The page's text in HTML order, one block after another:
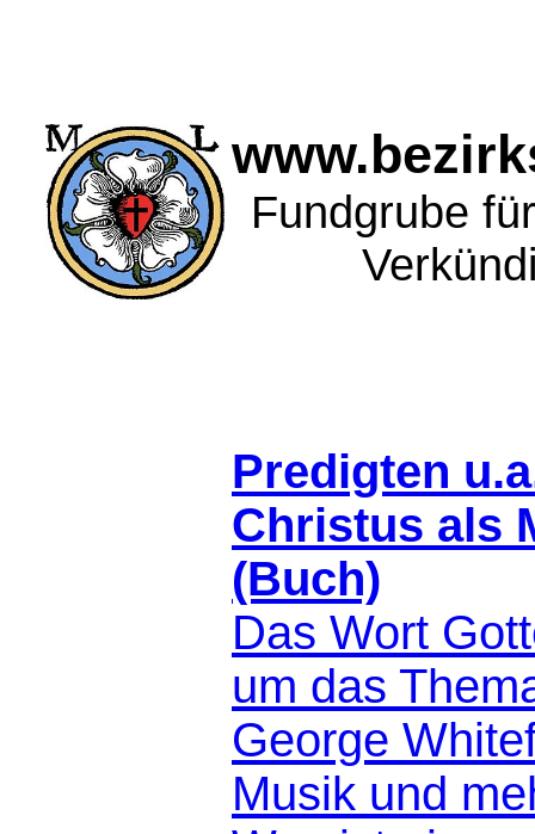
Fundgrube
Predigten
Christus als
(Buch)
Das Wort
um das
George
Musik und